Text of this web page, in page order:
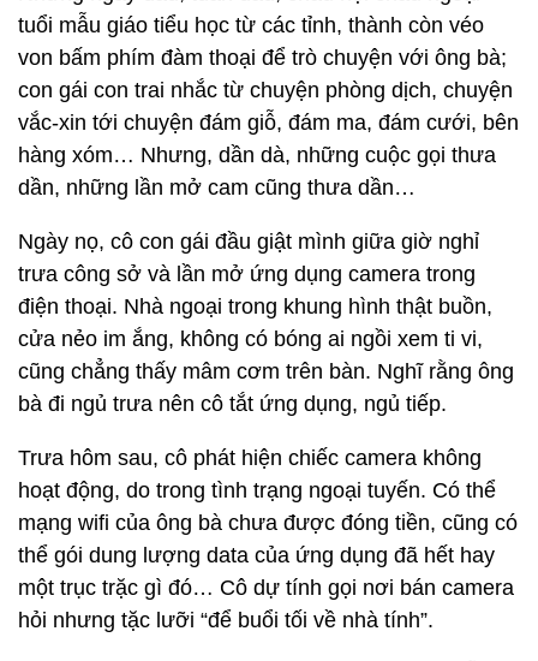
tuổi mẫu giáo tiểu học từ các tỉnh, thành còn véo
von bấm phím đàm thoại để trò chuyện với ông bà;
con gái con trai nhắc từ chuyện phòng dịch, chuyện
vắc-xin tới chuyện đám giỗ, đám ma, đám cưới, bên
hàng xóm… Nhưng, dần dà, những cuộc gọi thưa
dần, những lần mở cam cũng thưa dần…
Ngày nọ, cô con gái đầu giật mình giữa giờ nghỉ
trưa công sở và lần mở ứng dụng camera trong
điện thoại. Nhà ngoại trong khung hình thật buồn,
cửa nẻo im ắng, không có bóng ai ngồi xem ti vi,
cũng chẳng thấy mâm cơm trên bàn. Nghĩ rằng ông
bà đi ngủ trưa nên cô tắt ứng dụng, ngủ tiếp.
Trưa hôm sau, cô phát hiện chiếc camera không
hoạt động, do trong tình trạng ngoại tuyến. Có thể
mạng wifi của ông bà chưa được đóng tiền, cũng có
thể gói dung lượng data của ứng dụng đã hết hay
một trục trặc gì đó… Cô dự tính gọi nơi bán camera
hỏi nhưng tặc lưỡi “để buổi tối về nhà tính”.